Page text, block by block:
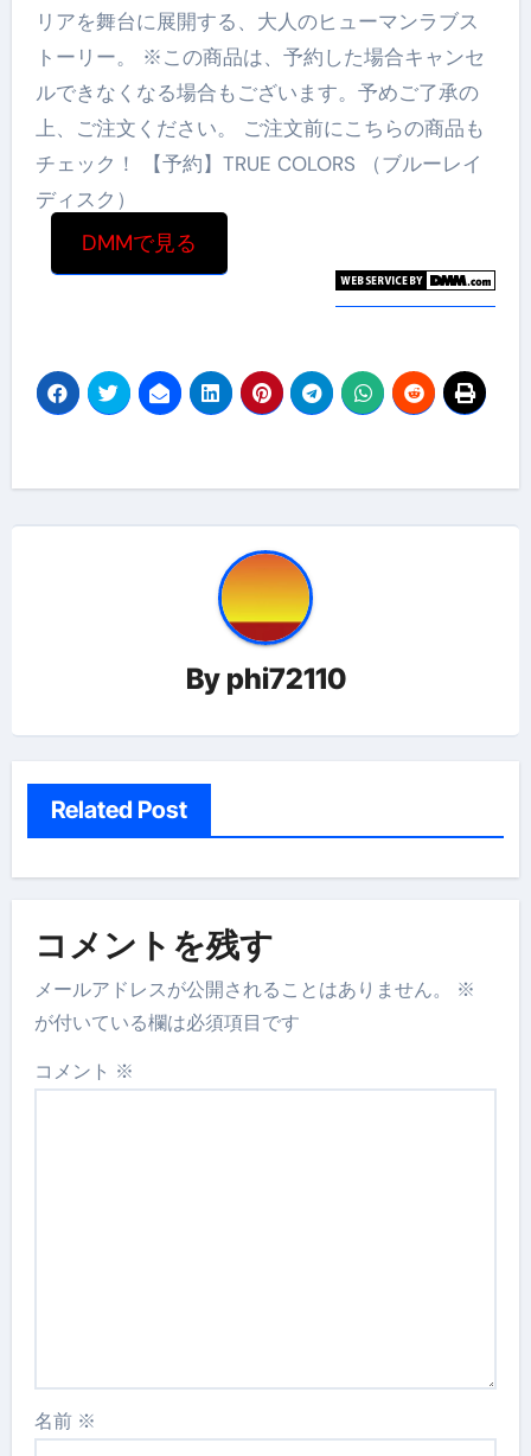
リアを舞台に展開する、大人のヒューマンラブス
トーリー。 ※この商品は、予約した場合キャンセ
ルできなくなる場合もございます。予めご了承の
上、ご注文ください。 ご注文前にこちらの商品も
チェック！ 【予約】TRUE COLORS （ブルーレイ
ディスク）
DMMで見る
By phi72110
Related Post
コメントを残す
メールアドレスが公開されることはありません。
※
が付いている欄は必須項目です
コメント ※
名前 ※